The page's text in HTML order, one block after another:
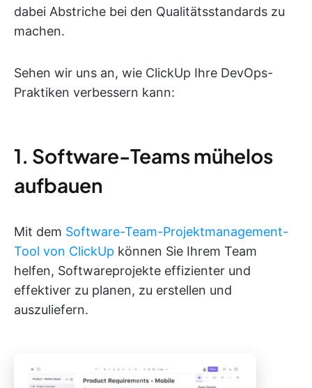
dabei Abstriche bei den Qualitätsstandards zu
machen.
Sehen wir uns an, wie ClickUp Ihre DevOps-
Praktiken verbessern kann:
1. Software-Teams mühelos
aufbauen
Mit dem Software-Team-Projektmanagement-
Tool von ClickUp können Sie Ihrem Team
helfen, Softwareprojekte effizienter und
effektiver zu planen, zu erstellen und
auszuliefern.